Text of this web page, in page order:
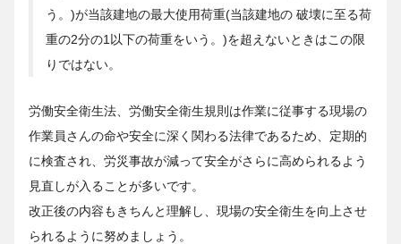
う。)が当該建地の最大使用荷重(当該建地の 破壊に至る荷
重の2分の1以下の荷重をいう。)を超えないときはこの限
りではない。
労働安全衛生法、労働安全衛生規則は作業に従事する現場の
作業員さんの命や安全に深く関わる法律であるため、定期的
に検査され、労災事故が減って安全がさらに高められるよう
見直しが入ることが多いです。
改正後の内容もきちんと理解し、現場の安全衛生を向上させ
られるように努めましょう。